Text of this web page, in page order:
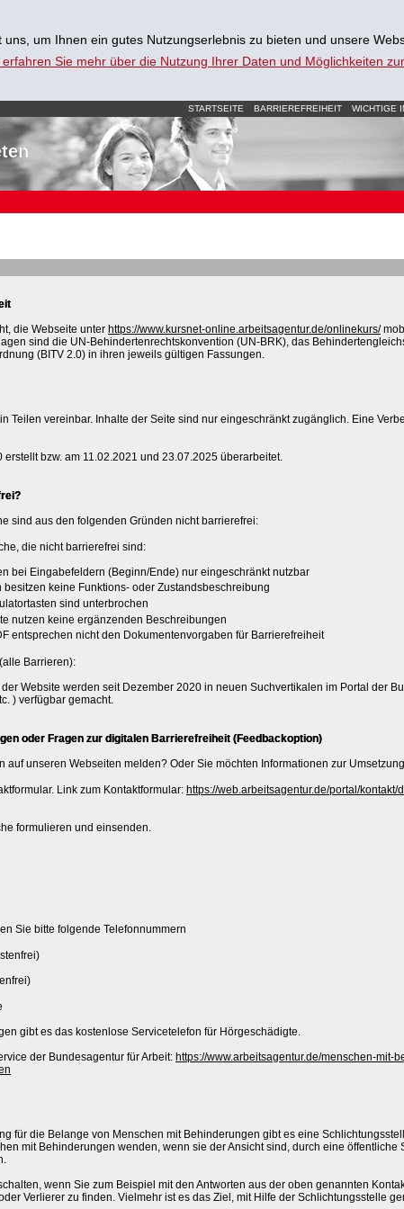
um Ihnen ein gutes Nutzungserlebnis zu bieten und unsere
erfahren Sie mehr über die Nutzung Ihrer Daten und Möglichkeiten
STARTSEITE BARRIEREFREIHEIT WICHTIGE
die Webseite unter https://www.kursnet-online.arbeitsagentur.de/onlinekurs/
sind die UN-Behindertenrechtskonvention (UN-BRK), das
(BITV 2.0) in ihren jeweils gültigen Fassungen.
Teilen vereinbar. Inhalte der Seite sind nur eingeschränkt zugänglich. Eine
bzw. am 11.02.2021 und 23.07.2025 überarbeitet.
sind aus den folgenden Gründen nicht barrierefrei:
die nicht barrierefrei sind:
bei Eingabefeldern (Beginn/Ende) nur eingeschränkt nutzbar
besitzen keine Funktions- oder Zustandsbeschreibung
sind unterbrochen
nutzen keine ergänzenden Beschreibungen
entsprechen nicht den Dokumentenvorgaben für Barrierefreiheit
Barrieren):
Website werden seit Dezember 2020 in neuen Suchvertikalen im Portal der
) verfügbar gemacht.
oder Fragen zur digitalen Barrierefreiheit (Feedbackoption)
auf unseren Webseiten melden? Oder Sie möchten Informationen zur
Link zum Kontaktformular: https://web.arbeitsagentur.de/portal/kontakt/
formulieren und einsenden.
Sie bitte folgende Telefonnummern
gibt es das kostenlose Servicetelefon für Hörgeschädigte.
der Bundesagentur für Arbeit: https://www.arbeitsagentur.de/menschen-mit-
für die Belange von Menschen mit Behinderungen gibt es eine
mit Behinderungen wenden, wenn sie der Ansicht sind, durch eine öffentliche
wenn Sie zum Beispiel mit den Antworten aus der oben genannten
Verlierer zu finden. Vielmehr ist es das Ziel, mit Hilfe der Schlichtungsstelle